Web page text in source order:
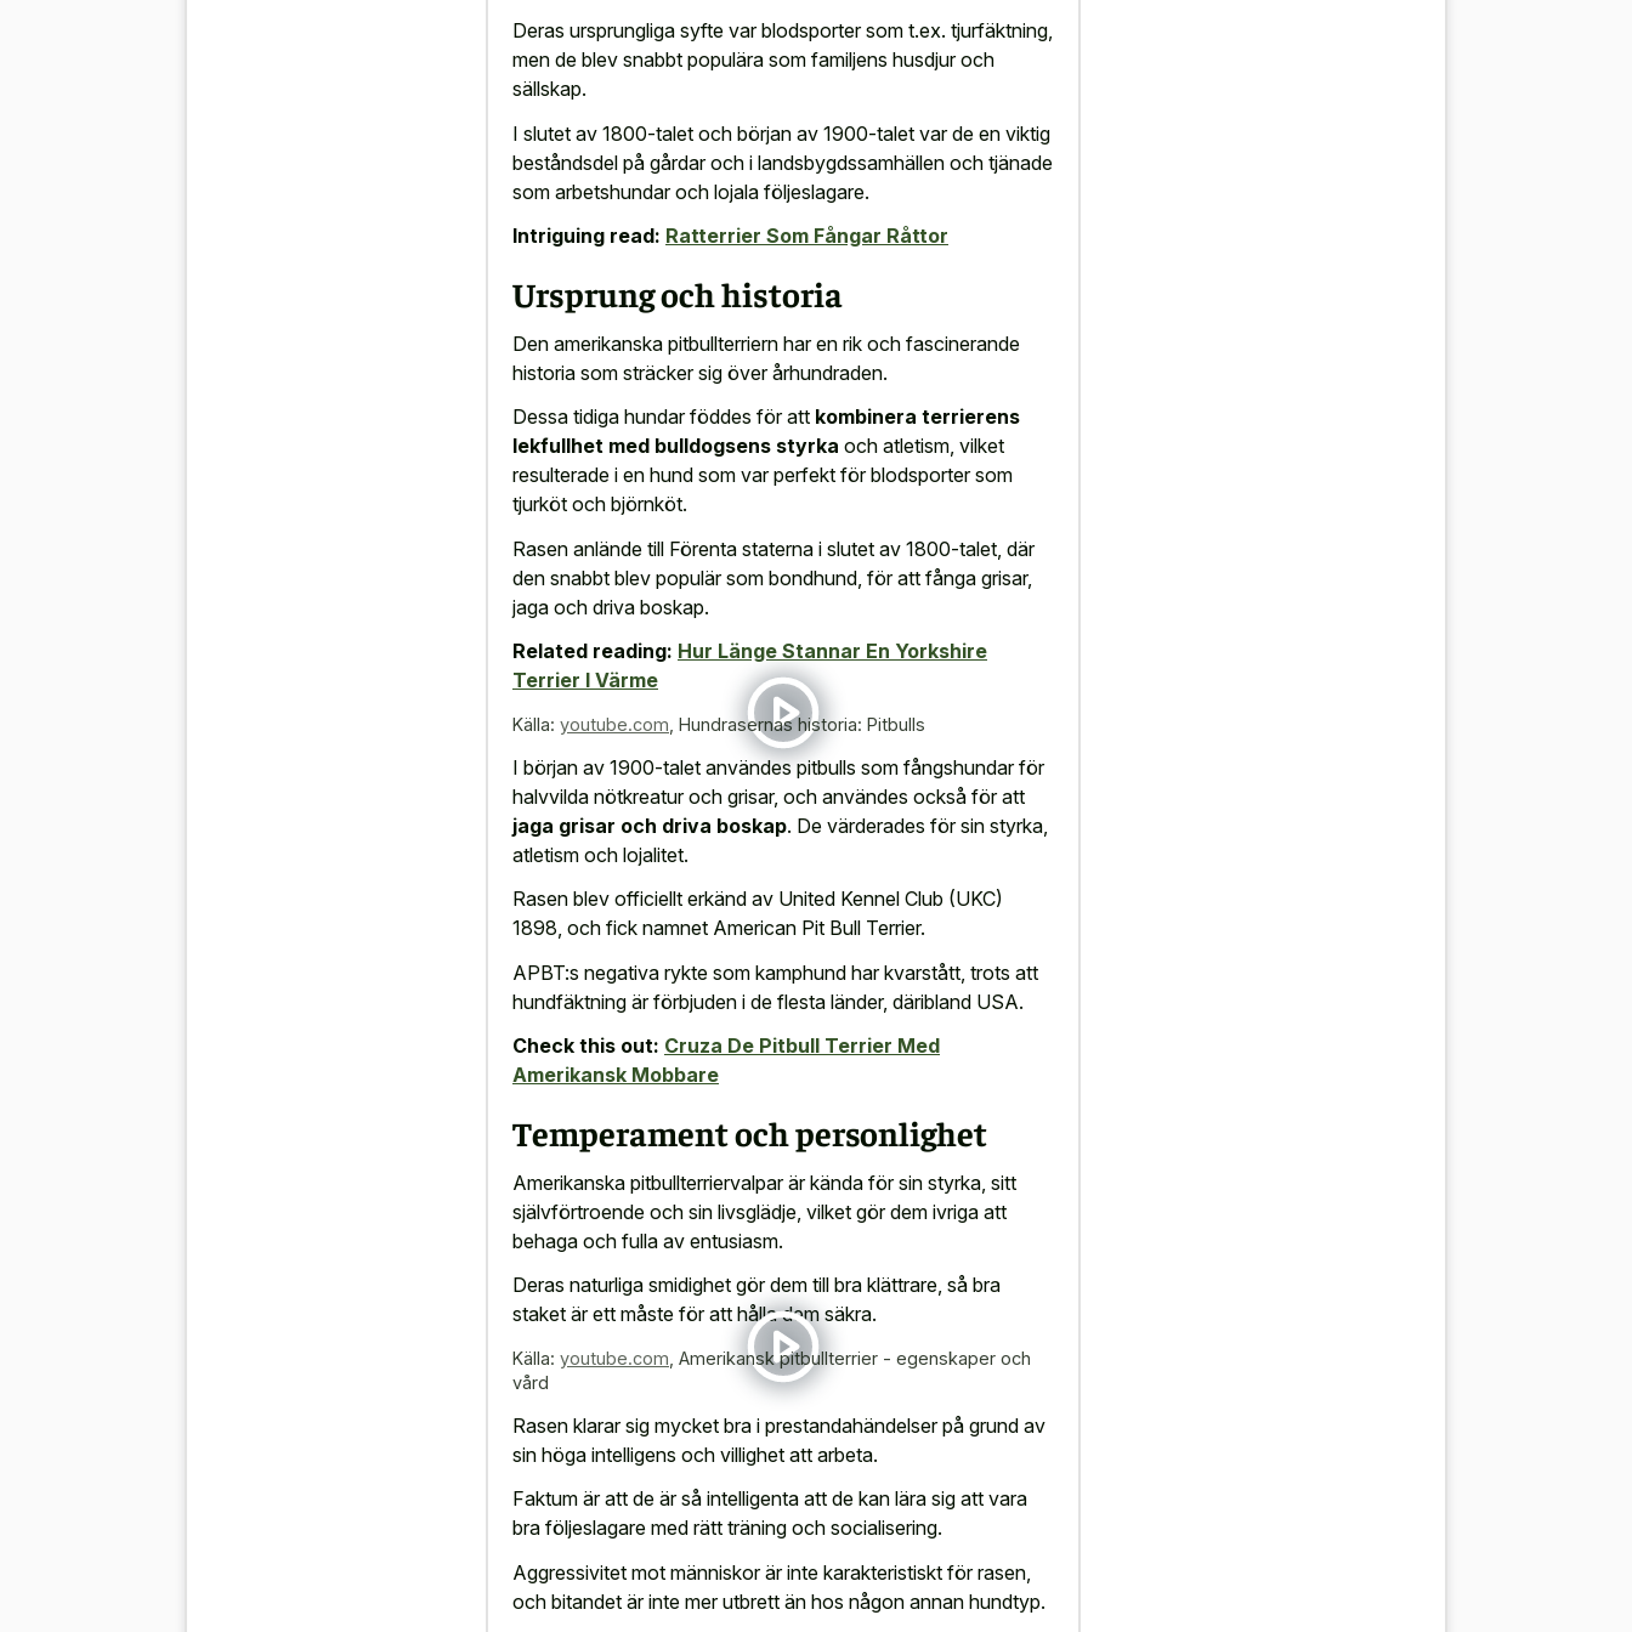
Deras ursprungliga syfte var blodsporter som t.ex. tjurfäktning,
men de blev snabbt populära som familjens husdjur och
sällskap.
I slutet av 1800-talet och början av 1900-talet var de en viktig
beståndsdel på gårdar och i landsbygdssamhällen och tjänade
som arbetshundar och lojala följeslagare.
Intriguing read: Ratterrier Som Fångar Råttor
Ursprung och historia
Den amerikanska pitbullterriern har en rik och fascinerande
historia som sträcker sig över århundraden.
Dessa tidiga hundar föddes för att kombinera terrierens
lekfullhet med bulldogsens styrka och atletism, vilket
resulterade i en hund som var perfekt för blodsporter som
tjurköt och björnköt.
Rasen anlände till Förenta staterna i slutet av 1800-talet, där
den snabbt blev populär som bondhund, för att fånga grisar,
jaga och driva boskap.
Related reading: Hur Länge Stannar En Yorkshire
Terrier I Värme
Källa: youtube.com Hundrasernas historia: Pitbulls
I början av 1900-talet användes pitbulls som fångshundar för
halvvilda nötkreatur och grisar, och användes också för att
jaga grisar och driva boskap. De värderades för sin styrka,
atletism och lojalitet.
Rasen blev officiellt erkänd av United Kennel Club (UKC)
1898, och fick namnet American Pit Bull Terrier.
APBT:s negativa rykte som kamphund har kvarstått, trots att
hundfäktning är förbjuden i de flesta länder, däribland USA.
Check this out: Cruza De Pitbull Terrier Med
Amerikansk Mobbare
Temperament och personlighet
Amerikanska pitbullterriervalpar är kända för sin styrka, sitt
självförtroende och sin livsglädje, vilket gör dem ivriga att
behaga och fulla av entusiasm.
Deras naturliga smidighet gör dem till bra klättrare, så bra
staket är ett måste för att hålla dem säkra.
Källa: youtube.com Amerikansk pitbullterrier - egenskaper och
vård
Rasen klarar sig mycket bra i prestandahändelser på grund av
sin höga intelligens och villighet att arbeta.
Faktum är att de är så intelligenta att de kan lära sig att vara
bra följeslagare med rätt träning och socialisering.
Aggressivitet mot människor är inte karakteristiskt för rasen,
och bitandet är inte mer utbrett än hos någon annan hundtyp.